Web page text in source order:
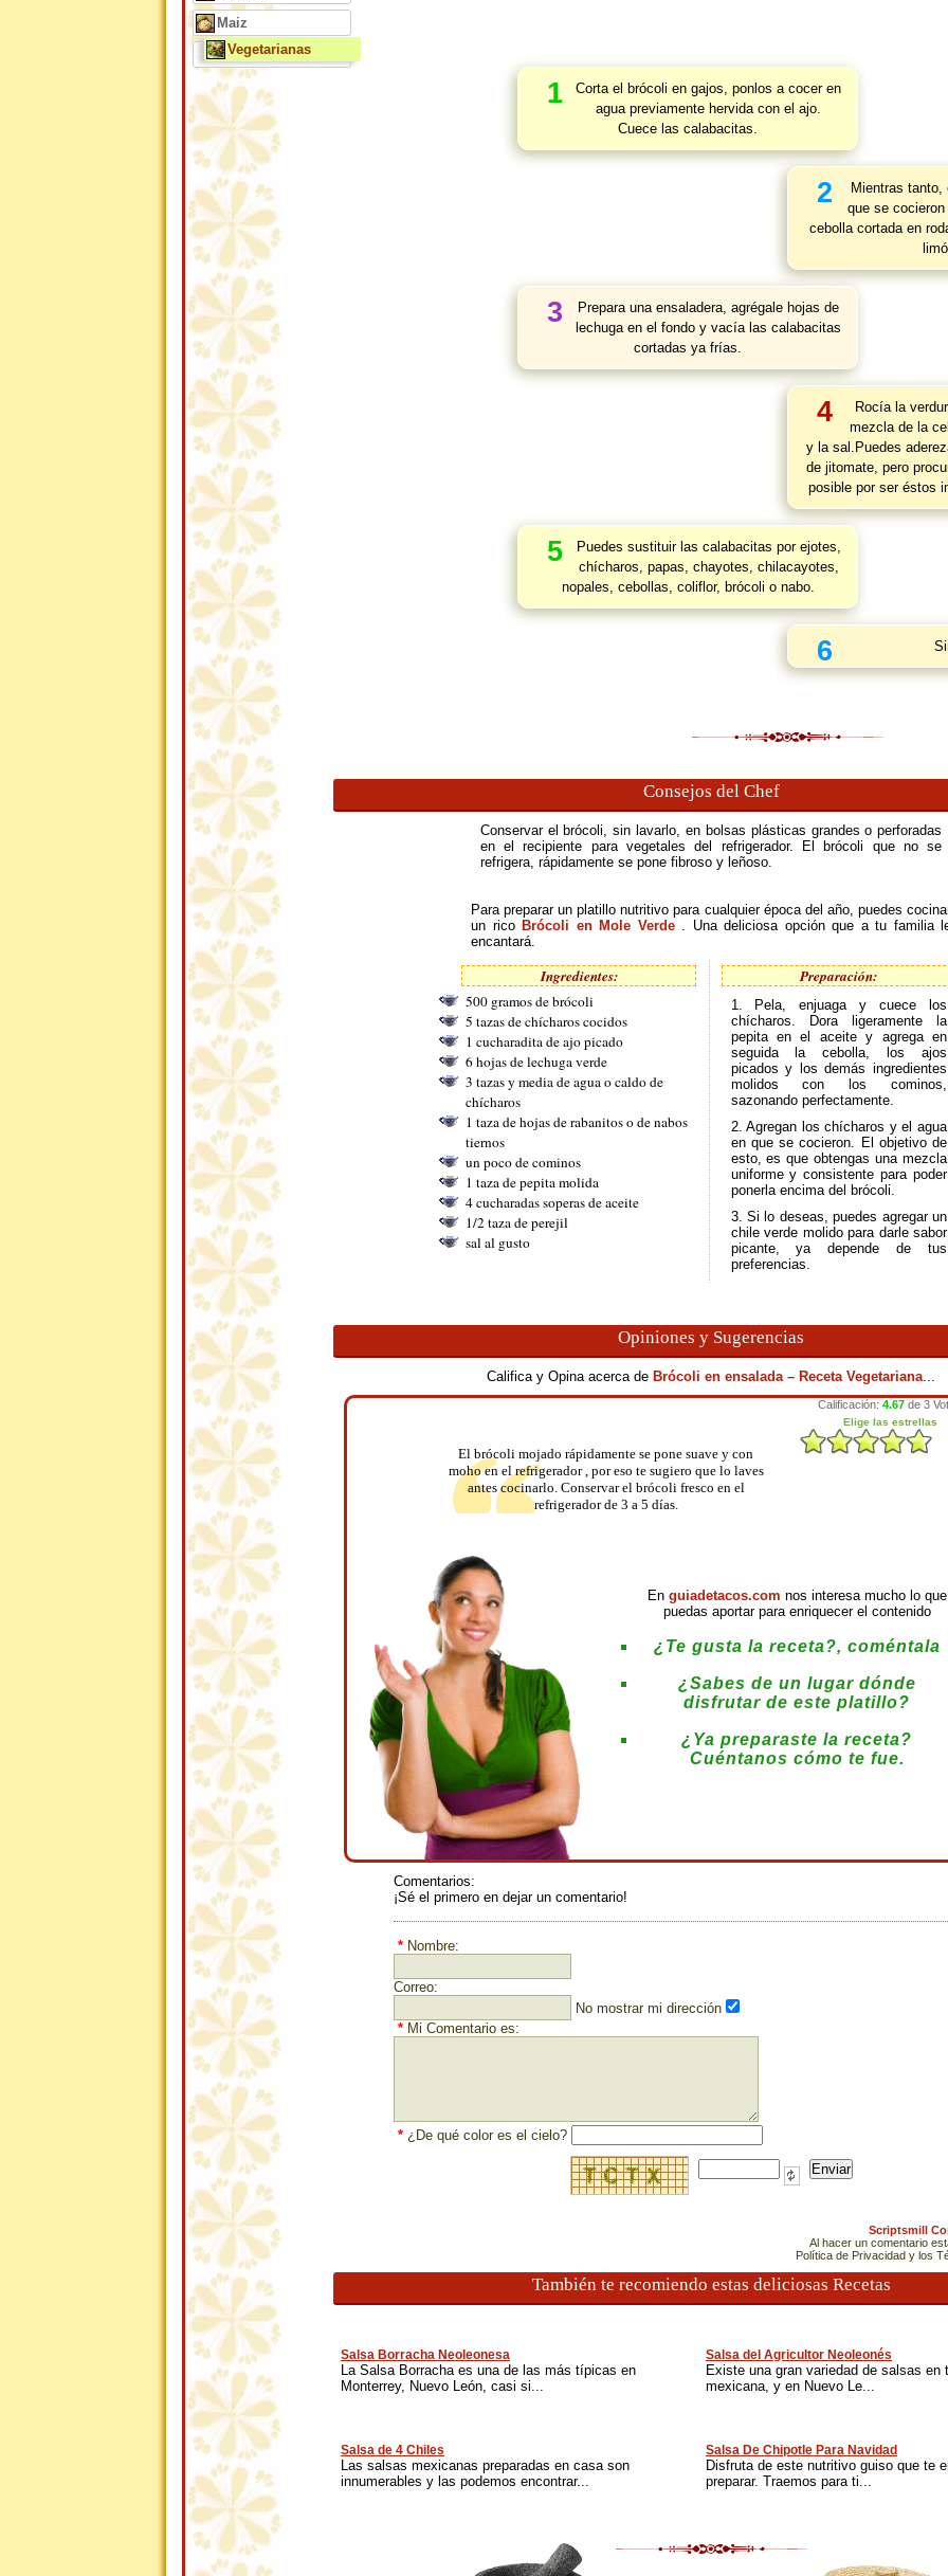
1
Corta el brócoli en gajos, ponlos a cocer en
agua previamente hervida con el ajo.
Cuece las calabacitas.
2
Mientras tanto,
que se
cebolla cortada en
3
Prepara una ensaladera, agrégale hojas de
lechuga en el fondo y vacía las calabacitas
cortadas ya frías.
4
Rocía la
mezcla de la
y la sal.Puedes
de jitomate, pero
posible por ser éstos
5
Puedes sustituir las calabacitas por ejotes,
chícharos, papas, chayotes, chilacayotes,
nopales, cebollas, coliflor, brócoli o nabo.
6
Maiz
Vegetarianas
Consejos del Chef
Conservar el brócoli, sin lavarlo, en bolsas plásticas grandes o perforadas
en el recipiente para vegetales del refrigerador. El brócoli que no se
refrigera, rápidamente se pone fibroso y leñoso.
Para preparar un platillo nutritivo para cualquier época del año, puedes
un rico Brócoli en Mole Verde . Una deliciosa opción que a tu familia
encantará.
Ingredientes:
500 gramos de brócoli
5 tazas de chícharos cocidos
1 cucharadita de ajo picado
6 hojas de lechuga verde
3 tazas y media de agua o caldo de
chícharos
1 taza de hojas de rabanitos o de nabos
tiernos
un poco de cominos
1 taza de pepita molida
4 cucharadas soperas de aceite
1/2 taza de perejil
sal al gusto
Preparación:
1. Pela, enjuaga y cuece los
chícharos. Dora ligeramente la
pepita en el aceite y agrega en
seguida la cebolla, los ajos
picados y los demás ingredientes
molidos con los cominos,
sazonando perfectamente.
2. Agregan los chícharos y el agua
en que se cocieron. El objetivo de
esto, es que obtengas una mezcla
uniforme y consistente para poder
ponerla encima del brócoli.
3. Si lo deseas, puedes agregar un
chile verde molido para darle sabor
picante, ya depende de tus
preferencias.
Opiniones y Sugerencias
Califica y Opina acerca de Brócoli en ensalada – Receta Vegetariana...
El brócoli mojado rápidamente se pone suave y con
moho en el refrigerador , por eso te sugiero que lo laves
antes cocinarlo. Conservar el brócoli fresco en el
refrigerador de 3 a 5 días.
En guiadetacos.com nos interesa mucho lo que
puedas aportar para enriquecer el contenido
¿Te gusta la receta?, coméntala
¿Sabes de un lugar dónde
disfrutar de este platillo?
¿Ya preparaste la receta?
Cuéntanos cómo te fue.
Comentarios:
¡Sé el primero en dejar un comentario!
* Nombre:
Correo:
No mostrar mi dirección
* Mi Comentario es:
* ¿De qué color es el cielo?
Scriptsmill
Al hacer un comentario
Política de Privacidad y los
También te recomiendo estas deliciosas Recetas
Salsa Borracha Neoleonesa
La Salsa Borracha es una de las más típicas en
Monterrey, Nuevo León, casi si...
Salsa del Agricultor Neoleonés
Existe una gran variedad de salsas en
mexicana, y en Nuevo Le...
Salsa de 4 Chiles
Las salsas mexicanas preparadas en casa son
innumerables y las podemos encontrar...
Salsa De Chipotle Para Navidad
Disfruta de este nutritivo guiso que te
preparar. Traemos para ti...